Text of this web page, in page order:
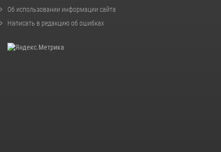
Об использовании информации сайта
Написать в редакцию об ошибках